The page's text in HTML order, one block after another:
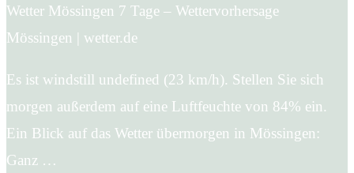
Wetter Mössingen 7 Tage – Wettervorhersage
Mössingen | wetter.de
Es ist windstill undefined (23 km/h). Stellen Sie sich
morgen außerdem auf eine Luftfeuchte von 84% ein.
Ein Blick auf das Wetter übermorgen in Mössingen:
Ganz …